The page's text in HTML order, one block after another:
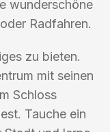
wunderschöne
Radfahren.
zu bieten.
mit seinen
Schloss
Tauche ein